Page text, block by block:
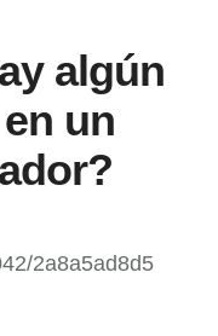
algún
un
2a8a5ad8d5